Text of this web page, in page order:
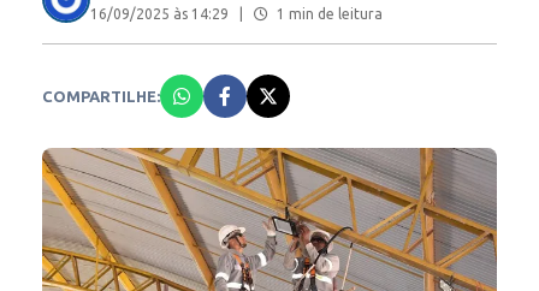
16/09/2025 às 14:29 1 min de leitura
COMPARTILHE: